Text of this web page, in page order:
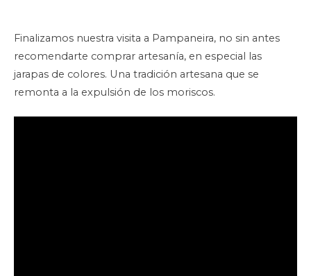
Finalizamos nuestra visita a Pampaneira, no sin antes
recomendarte comprar artesanía, en especial las
jarapas de colores. Una tradición artesana que se
remonta a la expulsión de los moriscos.